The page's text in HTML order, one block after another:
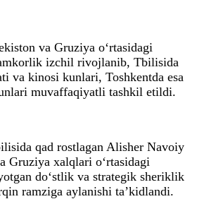
va Gruziya o‘rtasidagi
izchil rivojlanib, Tbilisida
va kinosi kunlari, Toshkentda esa
muvaffaqiyatli tashkil etildi.
qad rostlagan Alisher Navoiy
Gruziya xalqlari o‘rtasidagi
do‘stlik va strategik sheriklik
ramziga aylanishi ta’kidlandi.